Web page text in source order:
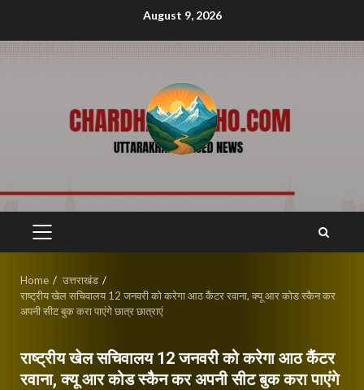
August 9, 2026
PRIMARY
Home
उत्तराखंड
राष्ट्रीय खेल सचिवालय 12 जनवरी को करेगा आठ कैंटर रवाना, क्यू आर कोड स्कैन कर
अपनी सीट बुक करा पाएंगे छात्र छात्राएं
राष्ट्रीय खेल सचिवालय 12 जनवरी को करेगा आठ कैंटर
रवाना, क्यू आर कोड स्कैन कर अपनी सीट बुक करा पाएंगे